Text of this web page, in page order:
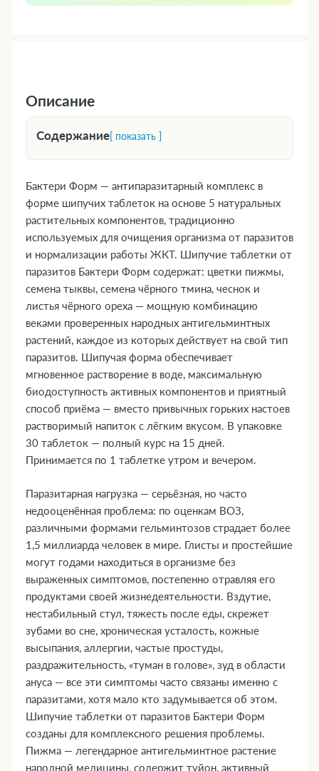
Описание
Содержание[ показать ]
1. Форма выпуска
2. Фармакологическая группа
3. Фармакодинамика и фармакокинетика
4. Где купить Бактери Форм, наличие и цены в
аптеках в Костанае
5. Показания к применению
6. Противопоказания
7. Состав
8. Инструкция по применению и дозы
9. Возможные побочные эффекты
10. Преимущества
11. Передозировка
12. Особые указания
13. Применение при беременности и
кормлении грудью
14. Влияние на способность управлять
транспортными средствами и механизмами
15. Совместимость с алкоголем
16. Условия хранения
17. ТОП-5 вопросов эксперту
Бактери Форм — антипаразитарный комплекс в
форме шипучих таблеток на основе 5 натуральных
растительных компонентов, традиционно
используемых для очищения организма от паразитов
и нормализации работы ЖКТ. Шипучие таблетки от
паразитов Бактери Форм содержат: цветки пижмы,
семена тыквы, семена чёрного тмина, чеснок и
листья чёрного ореха — мощную комбинацию
веками проверенных народных антигельминтных
растений, каждое из которых действует на свой тип
паразитов. Шипучая форма обеспечивает
мгновенное растворение в воде, максимальную
биодоступность активных компонентов и приятный
способ приёма — вместо привычных горьких настоев
растворимый напиток с лёгким вкусом. В упаковке
30 таблеток — полный курс на 15 дней.
Принимается по 1 таблетке утром и вечером.
Паразитарная нагрузка — серьёзная, но часто
недооценённая проблема: по оценкам ВОЗ,
различными формами гельминтозов страдает более
1,5 миллиарда человек в мире. Глисты и простейшие
могут годами находиться в организме без
выраженных симптомов, постепенно отравляя его
продуктами своей жизнедеятельности. Вздутие,
нестабильный стул, тяжесть после еды, скрежет
зубами во сне, хроническая усталость, кожные
высыпания, аллергии, частые простуды,
раздражительность, «туман в голове», зуд в области
ануса — все эти симптомы часто связаны именно с
паразитами, хотя мало кто задумывается об этом.
Шипучие таблетки от паразитов Бактери Форм
созданы для комплексного решения проблемы.
Пижма — легендарное антигельминтное растение
народной медицины, содержит туйон, активный